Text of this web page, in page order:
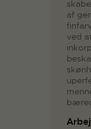
af
ved